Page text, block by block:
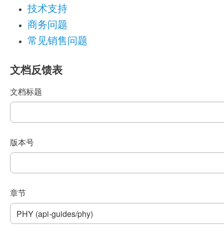
技术支持
商务问题
常见销售问题
文档反馈表
文档标题
版本号
章节